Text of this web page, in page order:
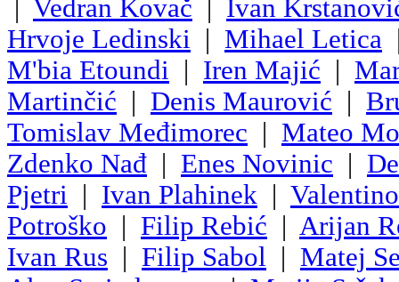
| Vedran Kovač | Ivan
Hrvoje Ledinski | Mihael Letica
M'bia Etoundi | Iren Majić |
Martinčić | Denis Maurović |
Tomislav Međimorec | Mateo
Zdenko Nađ | Enes Novinic |
Pjetri | Ivan Plahinek |
Potroško | Filip Rebić | Arijan
Ivan Rus | Filip Sabol | Matej